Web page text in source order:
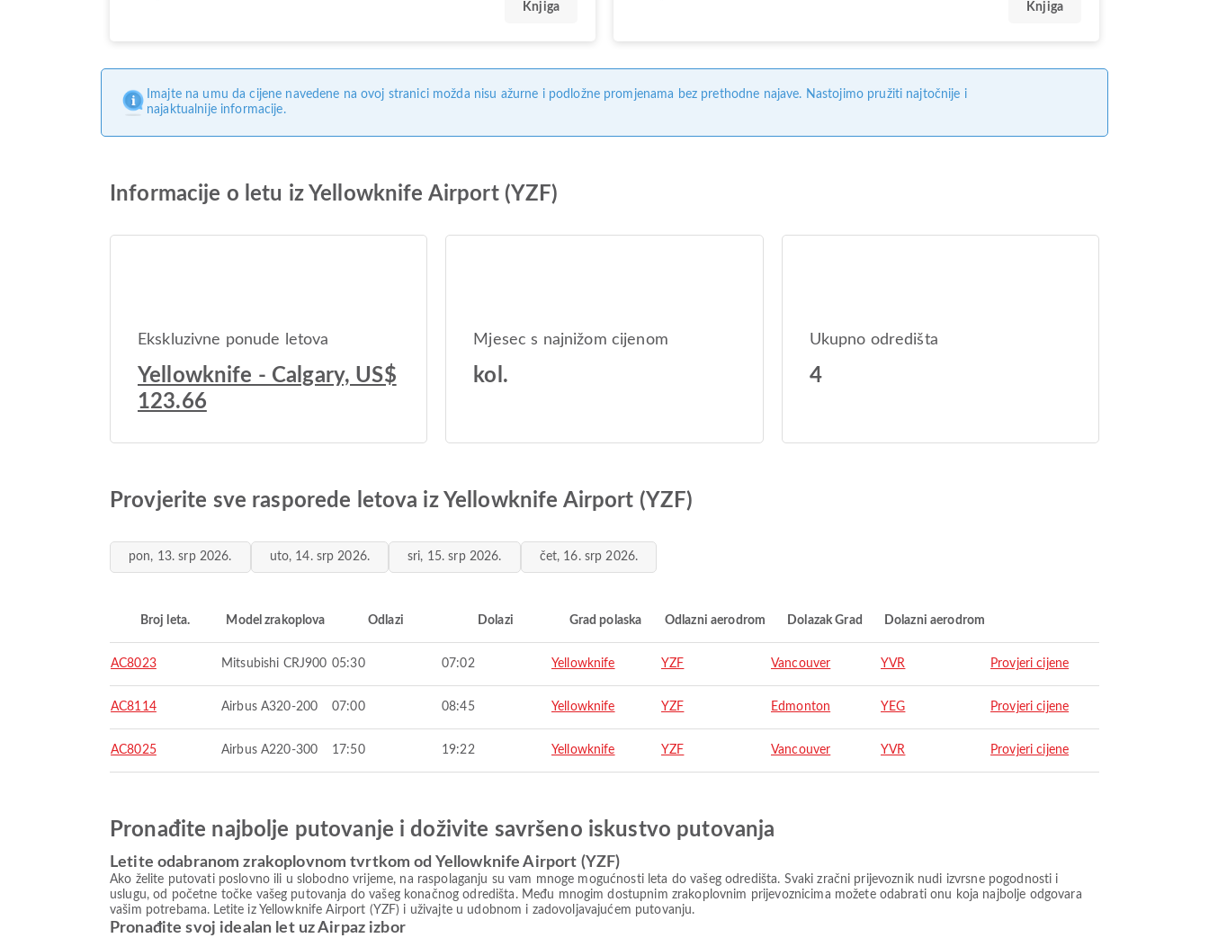
Knjiga Knjiga
Imajte na umu da cijene navedene na ovoj stranici možda nisu ažurne i podložne promjenama bez prethodne najave. Nastojimo pružiti najtočnije i
najaktualnije informacije.
Informacije o letu iz Yellowknife Airport (YZF)
Ekskluzivne ponude letova
Yellowknife - Calgary, US$
123.66
Mjesec s najnižom cijenom
kol.
Ukupno odredišta
4
Provjerite sve rasporede letova iz Yellowknife Airport (YZF)
pon, 13. srp 2026. uto, 14. srp 2026. sri, 15. srp 2026. čet, 16. srp 2026.
Broj leta. Model zrakoplova Odlazi Dolazi Grad polaska Odlazni aerodrom Dolazak Grad Dolazni aerodrom
AC8023 Mitsubishi CRJ900 05:30 07:02 Yellowknife YZF Vancouver YVR Provjeri cijene
AC8114 Airbus A320-200 07:00 08:45 Yellowknife YZF Edmonton YEG Provjeri cijene
AC8025 Airbus A220-300 17:50 19:22 Yellowknife YZF Vancouver YVR Provjeri cijene
Pronađite najbolje putovanje i doživite savršeno iskustvo putovanja
Letite odabranom zrakoplovnom tvrtkom od Yellowknife Airport (YZF)
Ako želite putovati poslovno ili u slobodno vrijeme, na raspolaganju su vam mnoge mogućnosti leta do vašeg odredišta. Svaki zračni prijevoznik nudi izvrsne pogodnosti i
uslugu, od početne točke vašeg putovanja do vašeg konačnog odredišta. Među mnogim dostupnim zrakoplovnim prijevoznicima možete odabrati onu koja najbolje odgovara
vašim potrebama. Letite iz Yellowknife Airport (YZF) i uživajte u udobnom i zadovoljavajućem putovanju.
Pronađite svoj idealan let uz Airpaz izbor